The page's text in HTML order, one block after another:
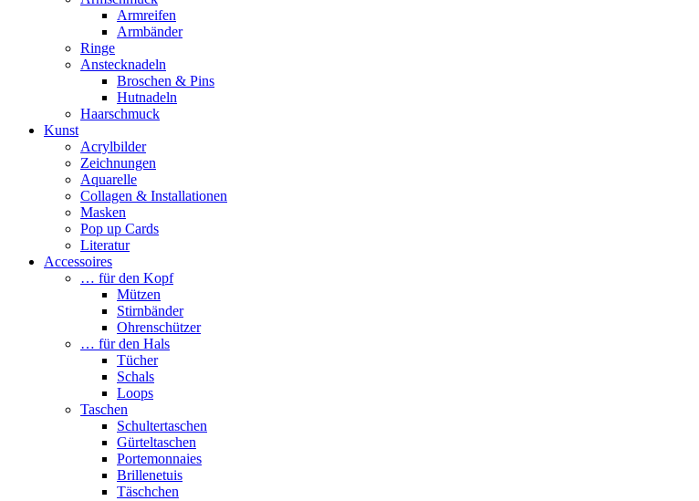
Armreifen
Armbänder
Ringe
Anstecknadeln
Broschen & Pins
Hutnadeln
Haarschmuck
Kunst
Acrylbilder
Zeichnungen
Aquarelle
Collagen & Installationen
Masken
Pop up Cards
Literatur
Accessoires
… für den Kopf
Mützen
Stirnbänder
Ohrenschützer
… für den Hals
Tücher
Schals
Loops
Taschen
Schultertaschen
Gürteltaschen
Portemonnaies
Brillenetuis
Täschchen